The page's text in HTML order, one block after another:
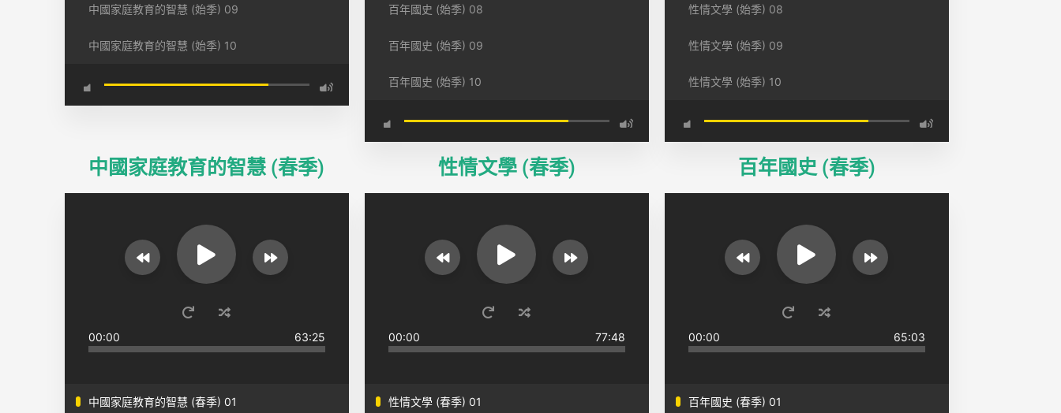
中國家庭教育的智慧 (始季) 09
中國家庭教育的智慧 (始季) 10
百年國史 (始季) 08
百年國史 (始季) 09
百年國史 (始季) 10
性情文學 (始季) 08
性情文學 (始季) 09
性情文學 (始季) 10
中國家庭教育的智慧 (春季)
00:00 63:25
中國家庭教育的智慧 (春季) 01
性情文學 (春季)
00:00 77:48
性情文學 (春季) 01
百年國史 (春季)
00:00 65:03
百年國史 (春季) 01